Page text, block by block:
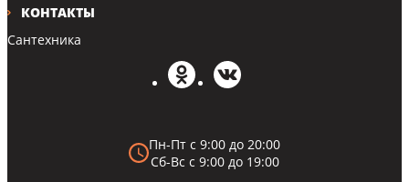
КОНТАКТЫ
Сантехника
Пн-Пт с 9:00 до 20:00
Сб-Вс с 9:00 до 19:00